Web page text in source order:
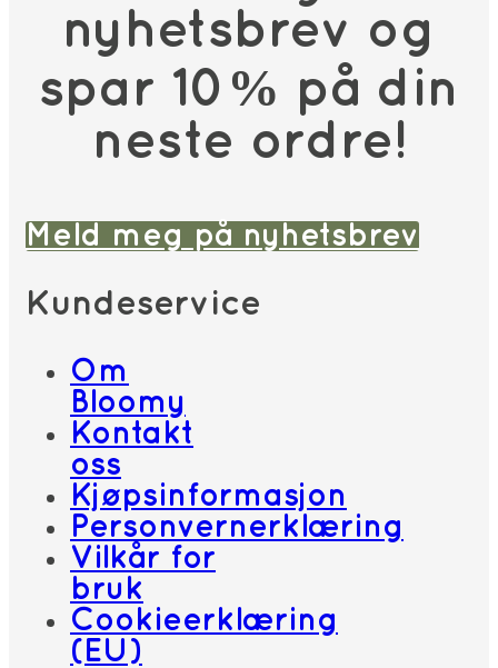
nyhetsbrev og
spar 10% på din
neste ordre!
Meld meg på nyhetsbrev
Kundeservice
Om
Bloomy
Kontakt
oss
Kjøpsinformasjon
Personvernerklæring
Vilkår for
bruk
Cookieerklæring
(EU)